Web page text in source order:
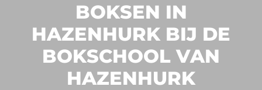
BOKSEN IN
HAZENHURK BIJ DE
BOKSCHOOL VAN
HAZENHURK